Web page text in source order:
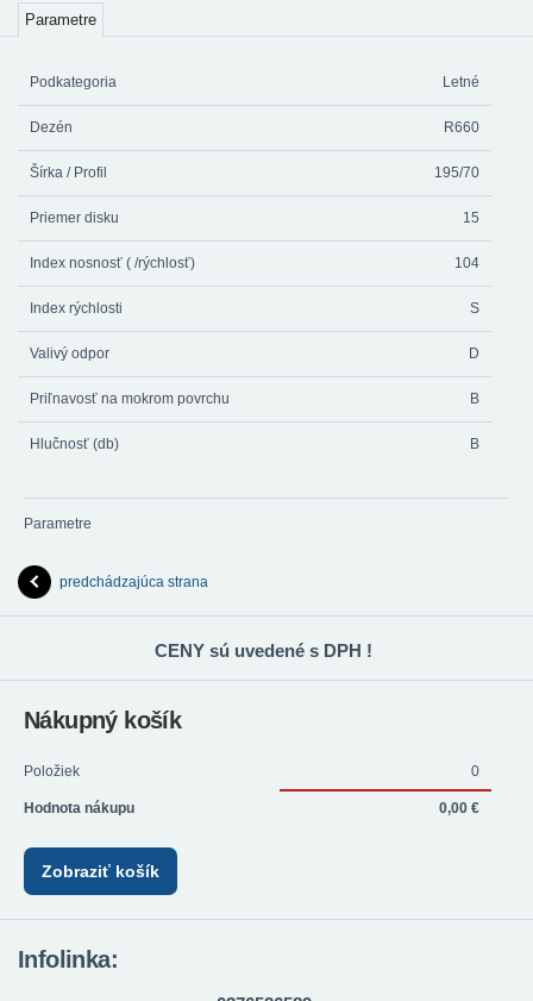
Parametre
Podkategoria Letné
Dezén R660
Šírka / Profil 195/70
Priemer disku 15
Index nosnosť ( /rýchlosť) 104
Index rýchlosti S
Valivý odpor D
Priľnavosť na mokrom povrchu B
Hlučnosť (db) B
Parametre
predchádzajúca strana
CENY sú uvedené s DPH !
Nákupný košík
Položiek 0
Hodnota nákupu 0,00 €
Zobraziť košík
Infolinka: